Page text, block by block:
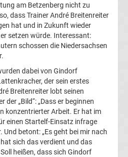
am Betzenberg nicht zu
dass Trainer André Breitenreiter
hat und in Zukunft wieder
setzen würde. Interessant:
schossen die Niedersachsen
dabei von Gindorf
der sein erstes
Breitenreiter lobt seinen
der „Bild“: „Dass er beginnen
konzentrierter Arbeit. Er hat im
einen Startelf-Einsatz infrage
Und betont: „Es geht bei mir nach
sich das verdient und das
heißen, dass sich Gindorf